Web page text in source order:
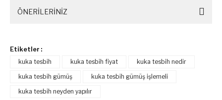
ÖNERİLERİNİZ
Etiketler :
kuka tesbih
kuka tesbih fiyat
kuka tesbih nedir
kuka tesbih gümüş
kuka tesbih gümüş işlemeli
kuka tesbih neyden yapılır